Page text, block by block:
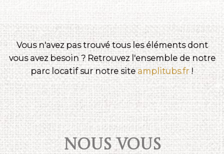
Vous n'avez pas trouvé tous les éléments dont
vous avez besoin ? Retrouvez l'ensemble de notre
parc locatif sur notre siteamplitubs.fr!
NOUS VOUS